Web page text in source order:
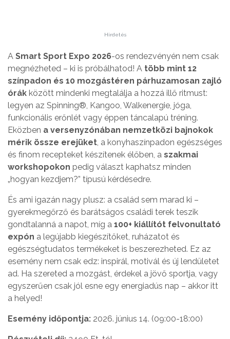
Hirdetés
A Smart Sport Expo 2026-os rendezvényén nem csak
megnézheted – ki is próbálhatod! A több mint 12
színpadon és 10 mozgástéren párhuzamosan zajló
órák között mindenki megtalálja a hozzá illő ritmust:
legyen az Spinning®, Kangoo, Walkenergie, jóga,
funkcionális erőnlét vagy éppen táncalapú tréning.
Eközben a versenyzónában nemzetközi bajnokok
mérik össze erejüket, a konyhaszínpadon egészséges
és finom recepteket készítenek élőben, a szakmai
workshopokon pedig választ kaphatsz minden
„hogyan kezdjem?” típusú kérdésedre.
És ami igazán nagy plusz: a család sem marad ki –
gyerekmegőrző és barátságos családi terek teszik
gondtalanná a napot, míg a 100+ kiállítót felvonultató
expón a legújabb kiegészítőket, ruházatot és
egészségtudatos termékeket is beszerezheted. Ez az
esemény nem csak edz: inspirál, motivál és új lendületet
ad. Ha szereted a mozgást, érdekel a jövő sportja, vagy
egyszerűen csak jól esne egy energiadús nap – akkor itt
a helyed!
Esemény időpontja: 2026. június 14. (09:00-18:00)